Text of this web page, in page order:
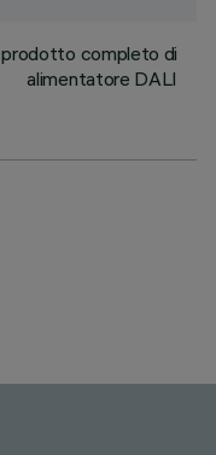
prodotto completo di
alimentatore DALI